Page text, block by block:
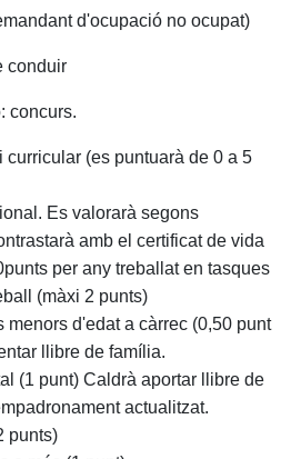
d'ocupació no ocupat)
conduir
concurs.
curricular (es puntuarà de 0 a 5
Es valorarà segons
amb el certificat de vida
per any treballat en tasques
(màxi 2 punts)
menors d'edat a càrrec (0,50 punt
llibre de família.
(1 punt) Caldrà aportar llibre de
actualitzat.
punts)